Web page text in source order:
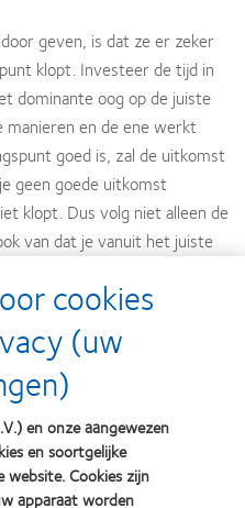
geven, is dat ze er zeker
klopt. Investeer de tijd in
dominante oog op de juiste
en de ene werkt
goed is, zal de uitkomst
geen goede uitkomst
klopt. Dus volg niet alleen de
van dat je vanuit het juiste
vergt zoveel afspraken en
en voor jou”.
aanpasgids nog eens be-
hebben besteed. Deze lens
erin om hem aan te passen.
heeft een eigen aanpasgids.
De gids is ge-baseerd op
cookies
(uw
en onze aangewezen
en soortgelijke
Cookies zijn
apparaat worden